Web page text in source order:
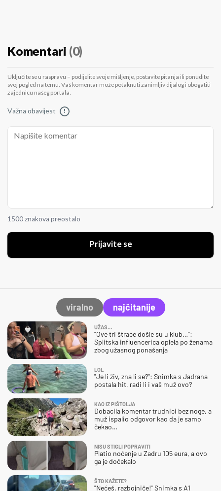
Komentari (0)
Uključite se u raspravu – podijelite svoje mišljenje, postavite pitanja ili ponudite
svoj pogled na temu. Vaš komentar može potaknuti zanimljiv dijalog i obogatiti
zajednicu našeg portala.
Važna obavijest !
1500 znakova preostalo
Prijavite se
viralno najčitanije
UŽAS…
"Ove tri štrace došle su u klub…":
Splitska influencerica oplela po ženama
zbog užasnog ponašanja
LOL
"Je li živ, zna li se?": Snimka s Jadrana
postala hit, radi li i vaš muž ovo?
KAO IZ PIŠTOLJA
Dobacila komentar trudnici bez noge, a
muž ispalio odgovor kao da je samo
čekao…
NISU STIGLI POPRAVITI
Platio noćenje u Zadru 105 eura, a ovo
ga je dočekalo
ŠTO KAŽETE?
"Nećeš, razbojniče!" Snimka s A1